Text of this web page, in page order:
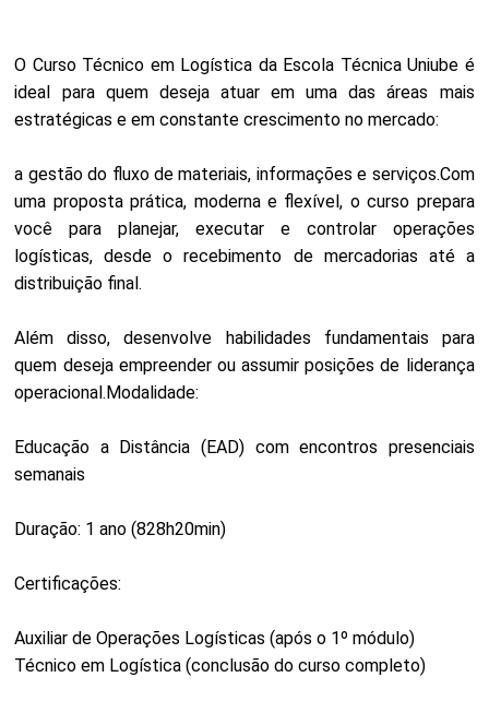
O Curso Técnico em Logística da Escola Técnica Uniube é
ideal para quem deseja atuar em uma das áreas mais
estratégicas e em constante crescimento no mercado:
a gestão do fluxo de materiais, informações e serviços.Com
uma proposta prática, moderna e flexível, o curso prepara
você para planejar, executar e controlar operações
logísticas, desde o recebimento de mercadorias até a
distribuição final.
Além disso, desenvolve habilidades fundamentais para
quem deseja empreender ou assumir posições de liderança
operacional.Modalidade:
Educação a Distância (EAD) com encontros presenciais
semanais
Duração: 1 ano (828h20min)
Certificações:
Auxiliar de Operações Logísticas (após o 1º módulo)
Técnico em Logística (conclusão do curso completo)